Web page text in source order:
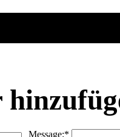
Message:*